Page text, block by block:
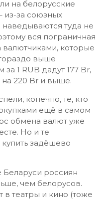
на белорусские
из-за союзных
туда не
вся пограничная
которые
выше
1 RUB дадут 177 Br,
220 Br и выше.
конечно, те, кто
ещё в самом
обмена валют уже
Но и те
купить задёшево
россиян
чем белорусов.
в театры и кино (тоже